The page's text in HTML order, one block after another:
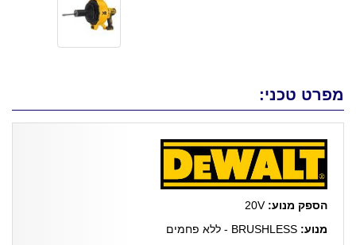
מפרט טכני:
הספק מנוע: 20V
מנוע: